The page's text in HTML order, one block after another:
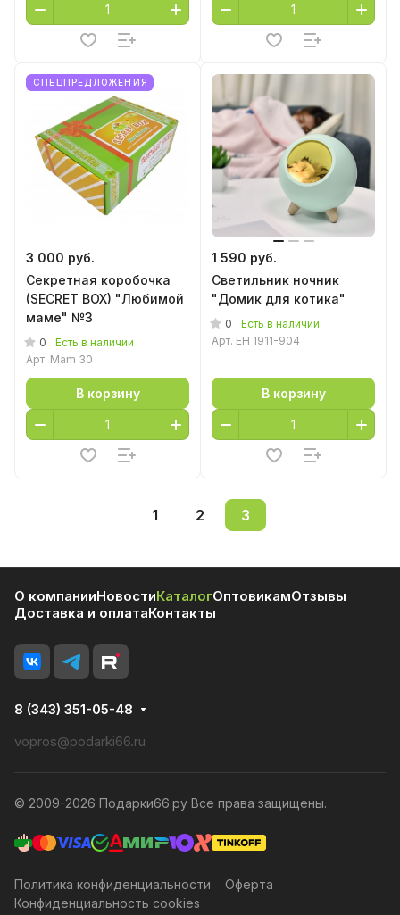
СПЕЦПРЕДЛОЖЕНИЯ
3 000 руб.
Секретная коробочка
(SECRET BOX) "Любимой
маме" №3
0
Есть в наличии
Арт. Mam 30
В корзину
1 590 руб.
Светильник ночник
"Домик для котика"
0
Есть в наличии
Арт. EH 1911-904
В корзину
1 2 3
О компанииНовостиКаталогОптовикамОтзывы
Доставка и оплатаКонтакты
8 (343) 351-05-48
vopros@podarki66.ru
© 2009-2026 Подарки66.ру Все права защищены.
Политика конфиденциальности
Конфиденциальность cookies
Оферта